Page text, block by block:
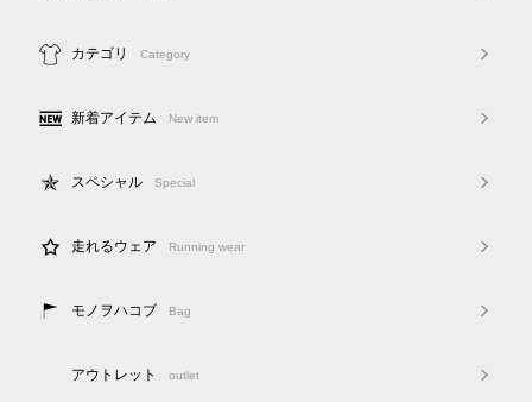
カテゴリ Category
新着アイテム New item
スペシャル Special
走れるウェア Running wear
モノヲハコブ Bag
アウトレット outlet